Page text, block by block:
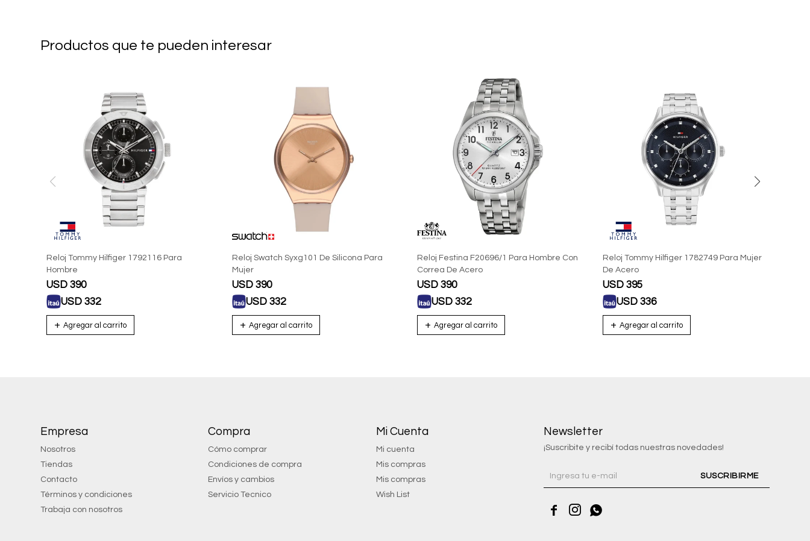
Productos que te pueden interesar
Reloj Tommy Hilfiger 1792116 Para
Hombre
USD 390
USD 332
Reloj Swatch Syxg101 De Silicona Para
Mujer
USD 390
USD 332
Reloj Festina F20696/1 Para Hombre Con
Correa De Acero
USD 390
USD 332
Reloj Tommy Hilfiger 1782749 Para Mujer
De Acero
USD 395
USD 336
Empresa
Nosotros
Tiendas
Contacto
Términos y condiciones
Trabaja con nosotros
Compra
Cómo comprar
Condiciones de compra
Envíos y cambios
Servicio Tecnico
Mi Cuenta
Mi cuenta
Mis compras
Mis compras
Wish List
Newsletter
¡Suscribite y recibí todas nuestras novedades!
SUSCRIBIRME
  